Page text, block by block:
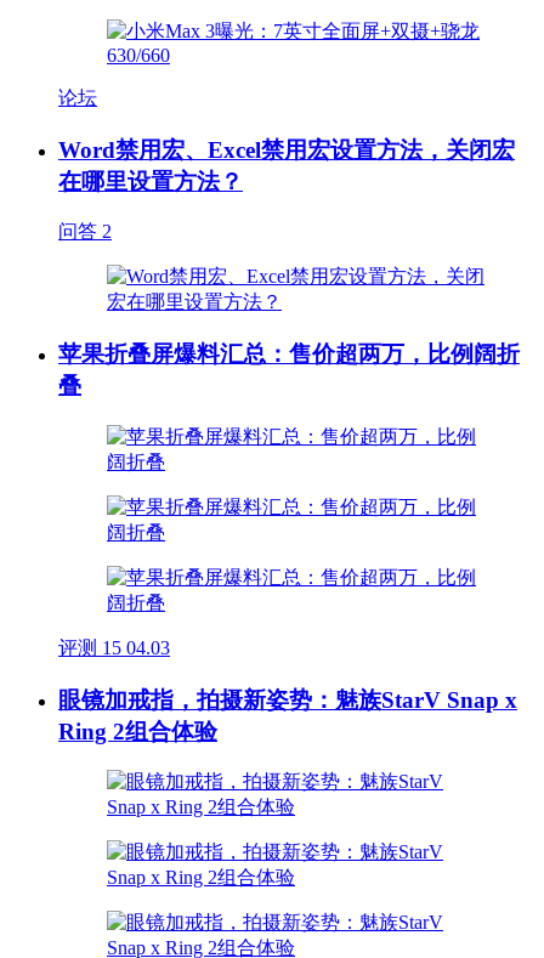
论坛
Word禁用宏、Excel禁用宏设置方法，关闭宏
在哪里设置方法？
问答 2
苹果折叠屏爆料汇总：售价超两万，比例阔折
叠
评测 15 04.03
眼镜加戒指，拍摄新姿势：魅族StarV Snap x
Ring 2组合体验